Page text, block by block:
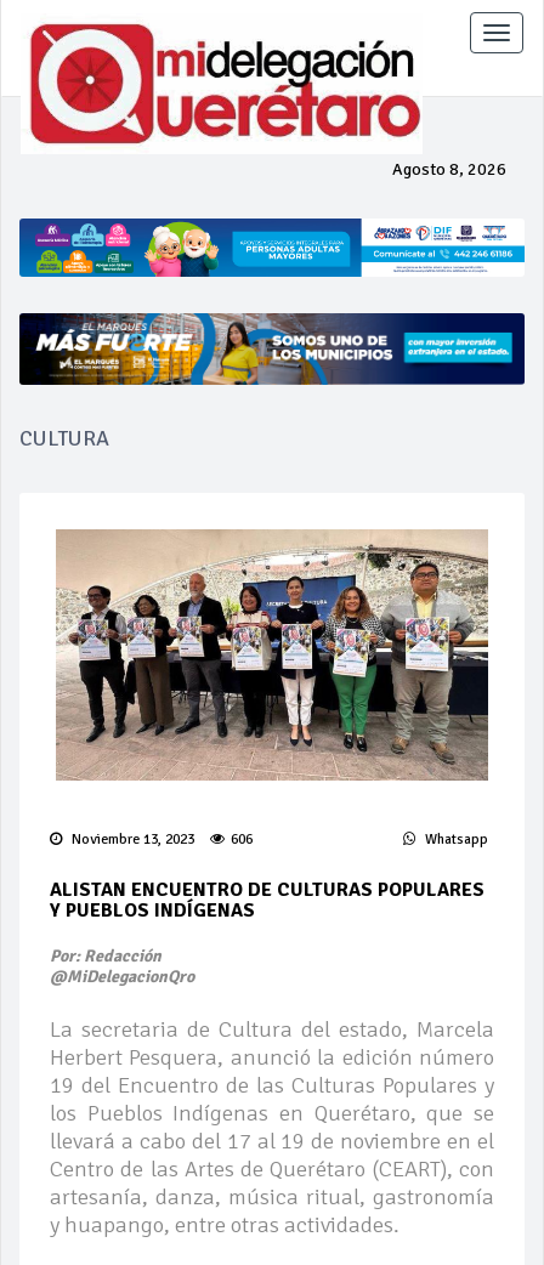
Toggle
Agosto 8, 2026
CULTURA
Noviembre 13, 2023 606 Whatsapp
ALISTAN ENCUENTRO DE CULTURAS POPULARES
Y PUEBLOS INDÍGENAS
Por: Redacción
@MiDelegacionQro
La secretaria de Cultura del estado, Marcela
Herbert Pesquera, anunció la edición número
19 del Encuentro de las Culturas Populares y
los Pueblos Indígenas en Querétaro, que se
llevará a cabo del 17 al 19 de noviembre en el
Centro de las Artes de Querétaro (CEART), con
artesanía, danza, música ritual, gastronomía
y huapango, entre otras actividades.